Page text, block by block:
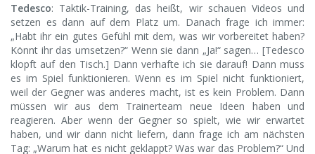
Tedesco: Taktik-Training, das heißt, wir schauen Videos und
setzen es dann auf dem Platz um. Danach frage ich immer:
„Habt ihr ein gutes Gefühl mit dem, was wir vorbereitet haben?
Könnt ihr das umsetzen?“ Wenn sie dann „Ja!“ sagen… [Tedesco
klopft auf den Tisch.] Dann verhafte ich sie darauf! Dann muss
es im Spiel funktionieren. Wenn es im Spiel nicht funktioniert,
weil der Gegner was anderes macht, ist es kein Problem. Dann
müssen wir aus dem Trainerteam neue Ideen haben und
reagieren. Aber wenn der Gegner so spielt, wie wir erwartet
haben, und wir dann nicht liefern, dann frage ich am nächsten
Tag: „Warum hat es nicht geklappt? Was war das Problem?“ Und